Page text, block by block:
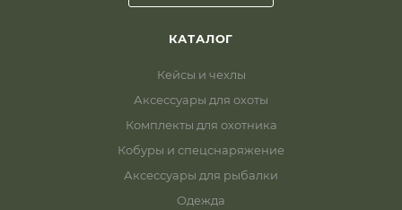
КАТАЛОГ
Кейсы и чехлы
Аксессуары для охоты
Комплекты для охотника
Кобуры и спецснаряжение
Аксессуары для рыбалки
Одежда